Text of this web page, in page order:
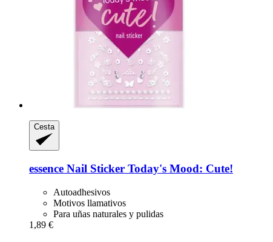
Cesta
essence Nail Sticker Today's Mood: Cute!
Autoadhesivos
Motivos llamativos
Para uñas naturales y pulidas
1,89 €